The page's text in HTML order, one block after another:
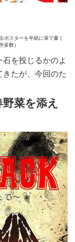
ポスターを半紙に筆で書く
多数）
を投じるかのよ
たが、今回のた
菜を添え